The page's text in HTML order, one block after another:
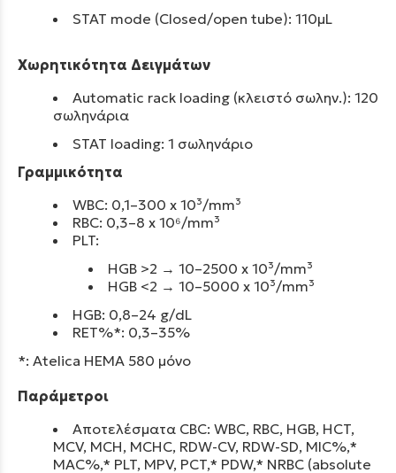
STAT mode (Closed/open tube): 110μL
Χωρητικότητα Δειγμάτων
Automatic rack loading (κλειστό σωλην.): 120
σωληνάρια
STAT loading: 1 σωληνάριο
Γραμμικότητα
WBC: 0,1–300 x 10³/mm³
RBC: 0,3–8 x 10⁶/mm³
PLT:
HGB >2 → 10–2500 x 10³/mm³
HGB <2 → 10–5000 x 10³/mm³
HGB: 0,8–24 g/dL
RET%*: 0,3–35%
*: Atelica HEMA 580 μόνο
Παράμετροι
Αποτελέσματα CBC: WBC, RBC, HGB, HCT,
MCV, MCH, MCHC, RDW-CV, RDW-SD, MIC%,*
MAC%,* PLT, MPV, PCT,* PDW,* NRBC (absolute